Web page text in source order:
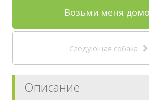
Возьми меня
Следующая собака
Описание